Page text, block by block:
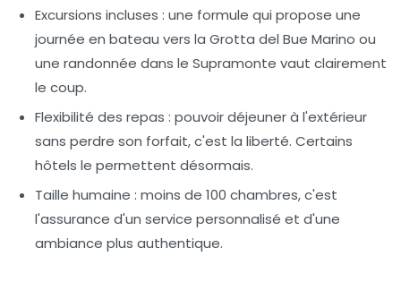
Excursions incluses : une formule qui propose une
journée en bateau vers la Grotta del Bue Marino ou
une randonnée dans le Supramonte vaut clairement
le coup.
Flexibilité des repas : pouvoir déjeuner à l'extérieur
sans perdre son forfait, c'est la liberté. Certains
hôtels le permettent désormais.
Taille humaine : moins de 100 chambres, c'est
l'assurance d'un service personnalisé et d'une
ambiance plus authentique.